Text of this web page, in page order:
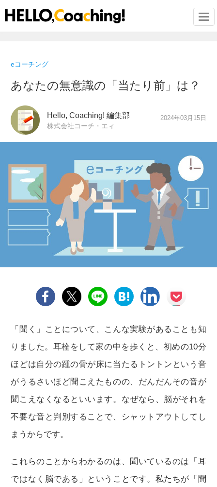
eコーチング
あなたの無意識の「当たり前」は？
Hello, Coaching! 編集部
株式会社コーチ・エィ
2024年03月15日
「聞く」ことについて、こんな実験があることも知
りました。耳栓をして家の中を歩くと、初めの10分
ほどは自分の踵の骨が床に当たるトントンという音
がうるさいほど聞こえたものの、だんだんその音が
聞こえなくなるといいます。なぜなら、脳がそれを
不要な音と判別することで、シャットアウトしてし
まうからです。
これらのことからわかるのは、聞いているのは「耳
ではなく脳である」ということです。私たちが「聞